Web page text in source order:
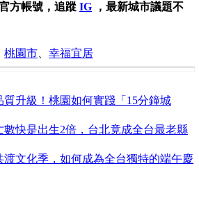
方帳號，追蹤 IG ，最新城市議題不
桃園市 幸福宜居
升級！桃園如何實踐「15分鐘城
快是出生2倍，台北竟成全台最老縣
文化季，如何成為全台獨特的端午慶